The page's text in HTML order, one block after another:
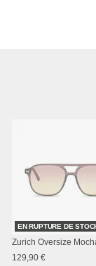
EN RUPTURE DE
129,90 €